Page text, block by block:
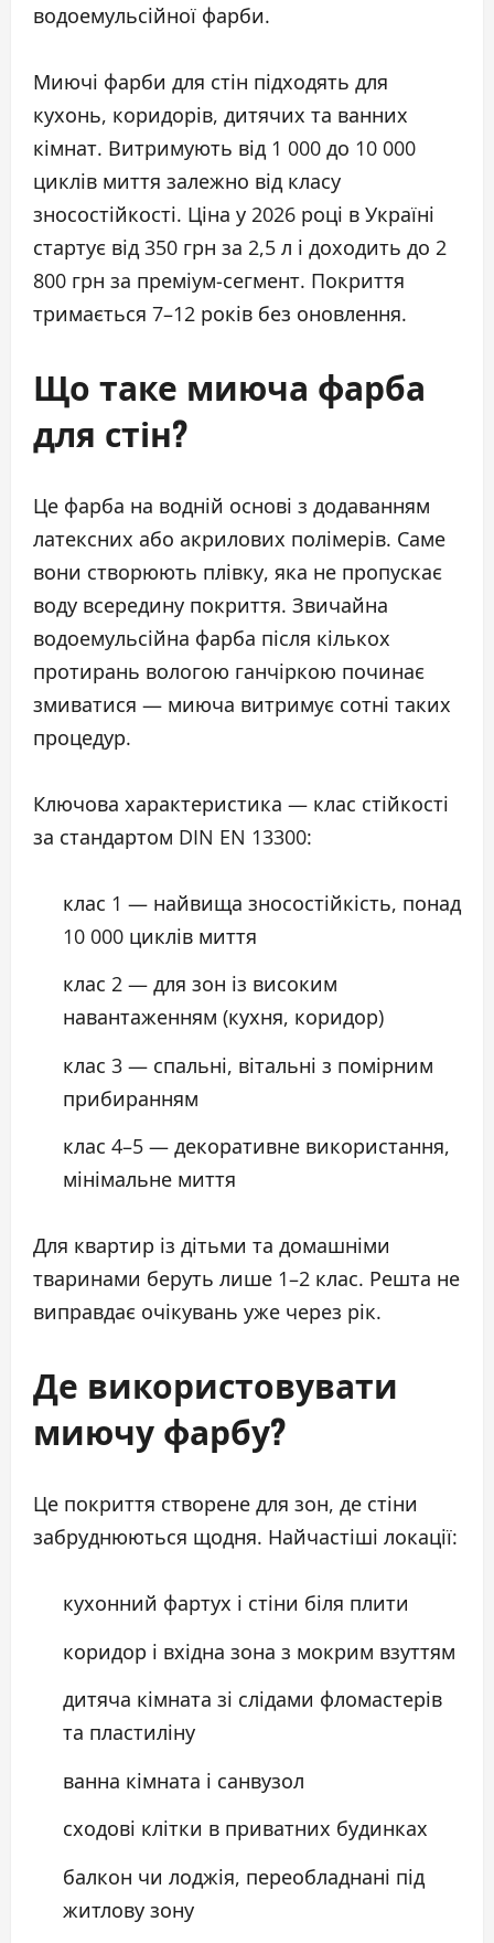
водоемульсійної фарби.
Миючі фарби для стін підходять для
кухонь, коридорів, дитячих та ванних
кімнат. Витримують від 1 000 до 10 000
циклів миття залежно від класу
зносостійкості. Ціна у 2026 році в Україні
стартує від 350 грн за 2,5 л і доходить до 2
800 грн за преміум-сегмент. Покриття
тримається 7–12 років без оновлення.
Що таке миюча фарба
для стін?
Це фарба на водній основі з додаванням
латексних або акрилових полімерів. Саме
вони створюють плівку, яка не пропускає
воду всередину покриття. Звичайна
водоемульсійна фарба після кількох
протирань вологою ганчіркою починає
змиватися — миюча витримує сотні таких
процедур.
Ключова характеристика — клас стійкості
за стандартом DIN EN 13300:
клас 1 — найвища зносостійкість, понад
10 000 циклів миття
клас 2 — для зон із високим
навантаженням (кухня, коридор)
клас 3 — спальні, вітальні з помірним
прибиранням
клас 4–5 — декоративне використання,
мінімальне миття
Для квартир із дітьми та домашніми
тваринами беруть лише 1–2 клас. Решта не
виправдає очікувань уже через рік.
Де використовувати
миючу фарбу?
Це покриття створене для зон, де стіни
забруднюються щодня. Найчастіші локації:
кухонний фартух і стіни біля плити
коридор і вхідна зона з мокрим взуттям
дитяча кімната зі слідами фломастерів
та пластиліну
ванна кімната і санвузол
сходові клітки в приватних будинках
балкон чи лоджія, переобладнані під
житлову зону